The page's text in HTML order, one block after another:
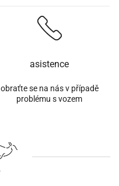
asistence
obraťte se na nás v případě
problému s vozem